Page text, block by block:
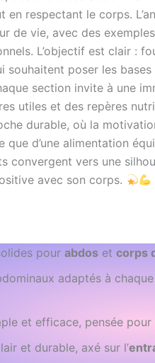
respectant le corps.
de vie, avec des
L’objectif est clair :
souhaitent poser les
section invite à une
utiles et des repères
durable, où la
que d’une alimentation
convergent vers une
avec son corps.
pourabdos etcorps
adaptés à
et efficace, pensée
et durable, axé sur l’